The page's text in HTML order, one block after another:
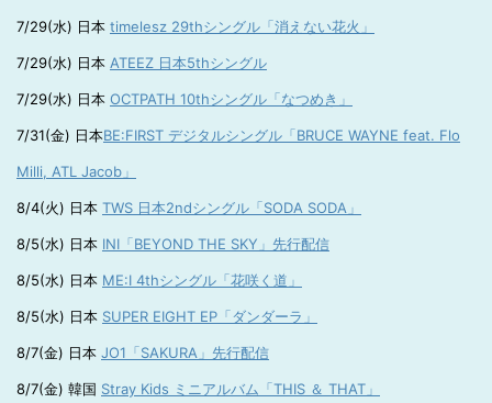
7/29(水) 日本 timelesz 29thシングル「消えない花火」
7/29(水) 日本 ATEEZ 日本5thシングル
7/29(水) 日本 OCTPATH 10thシングル「なつめき」
7/31(金) 日本BE:FIRST デジタルシングル「BRUCE WAYNE feat. Flo
Milli, ATL Jacob」
8/4(火) 日本 TWS 日本2ndシングル「SODA SODA」
8/5(水) 日本 INI「BEYOND THE SKY」先行配信
8/5(水) 日本 ME:I 4thシングル「花咲く道」
8/5(水) 日本 SUPER EIGHT EP「ダンダーラ」
8/7(金) 日本 JO1「SAKURA」先行配信
8/7(金) 韓国 Stray Kids ミニアルバム「THIS ＆ THAT」